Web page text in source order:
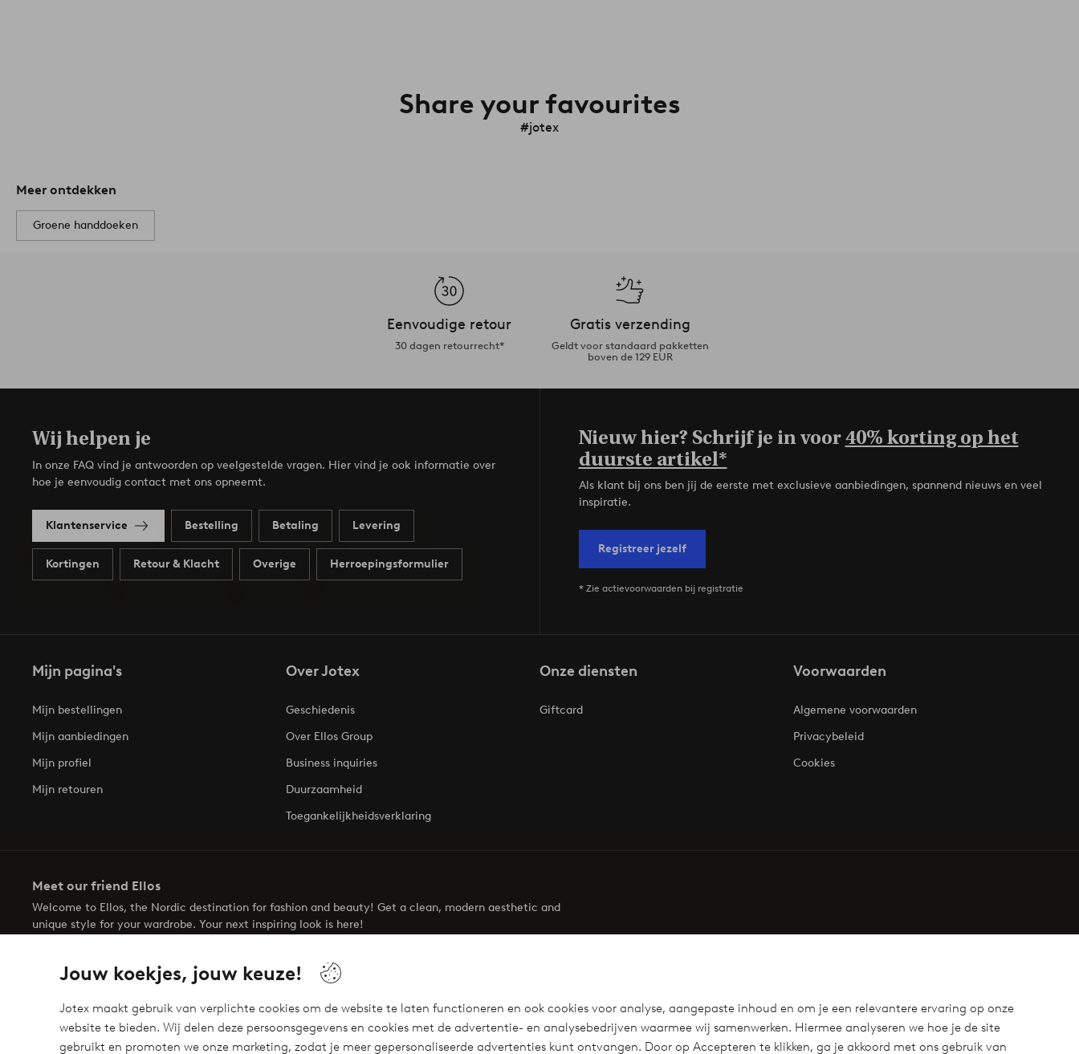
Jouw koekjes, jouw keuze!
Jotex maakt gebruik van verplichte cookies om de website te laten functioneren en ook cookies voor analyse, aangepaste inhoud en om je een relevantere ervaring op onze
website te bieden. Wij delen deze persoonsgegevens en cookies met de advertentie- en analysebedrijven waarmee wij samenwerken. Hiermee analyseren we hoe je de site
gebruikt en promoten we onze marketing, zodat je meer gepersonaliseerde advertenties kunt ontvangen. Door op Accepteren te klikken, ga je akkoord met ons gebruik van
Share your favourites
#jotex
Meer ontdekken
Groene handdoeken
Eenvoudige retour
30 dagen retourrecht*
Gratis verzending
Geldt voor standaard pakketten
boven de 129 EUR
Wij helpen je
In onze FAQ vind je antwoorden op veelgestelde vragen. Hier vind je ook informatie over
hoe je eenvoudig contact met ons opneemt.
Klantenservice Bestelling Betaling Levering
Kortingen Retour & Klacht Overige Herroepingsformulier
Nieuw hier? Schrijf je in voor40% korting op het
duurste artikel*
Als klant bij ons ben jij de eerste met exclusieve aanbiedingen, spannend nieuws en veel
inspiratie.
Registreer jezelf
* Zie actievoorwaarden bij registratie
Mijn pagina's
Mijn bestellingen
Mijn aanbiedingen
Mijn profiel
Mijn retouren
Over Jotex
Geschiedenis
Over Ellos Group
Business inquiries
Duurzaamheid
Toegankelijkheidsverklaring
Onze diensten
Giftcard
Voorwaarden
Algemene voorwaarden
Privacybeleid
Cookies
Meet our friend Ellos
Welcome to Ellos, the Nordic destination for fashion and beauty! Get a clean, modern aesthetic and
unique style for your wardrobe. Your next inspiring look is here!
Veilig betalen - Nu betalen of opsplitsen